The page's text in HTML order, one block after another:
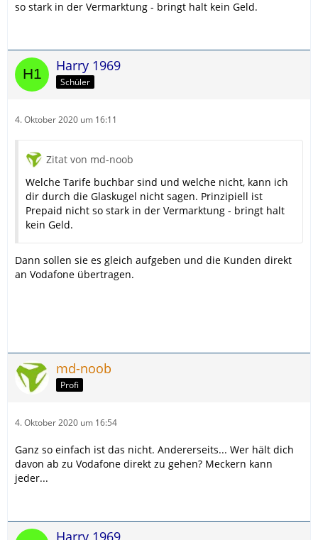
so stark in der Vermarktung - bringt halt kein Geld.
Harry 1969
Schüler
4. Oktober 2020 um 16:11
Zitat von md-noob
Welche Tarife buchbar sind und welche nicht, kann ich
dir durch die Glaskugel nicht sagen. Prinzipiell ist
Prepaid nicht so stark in der Vermarktung - bringt halt
kein Geld.
Dann sollen sie es gleich aufgeben und die Kunden direkt
an Vodafone übertragen.
md-noob
Profi
4. Oktober 2020 um 16:54
Ganz so einfach ist das nicht. Andererseits... Wer hält dich
davon ab zu Vodafone direkt zu gehen? Meckern kann
jeder...